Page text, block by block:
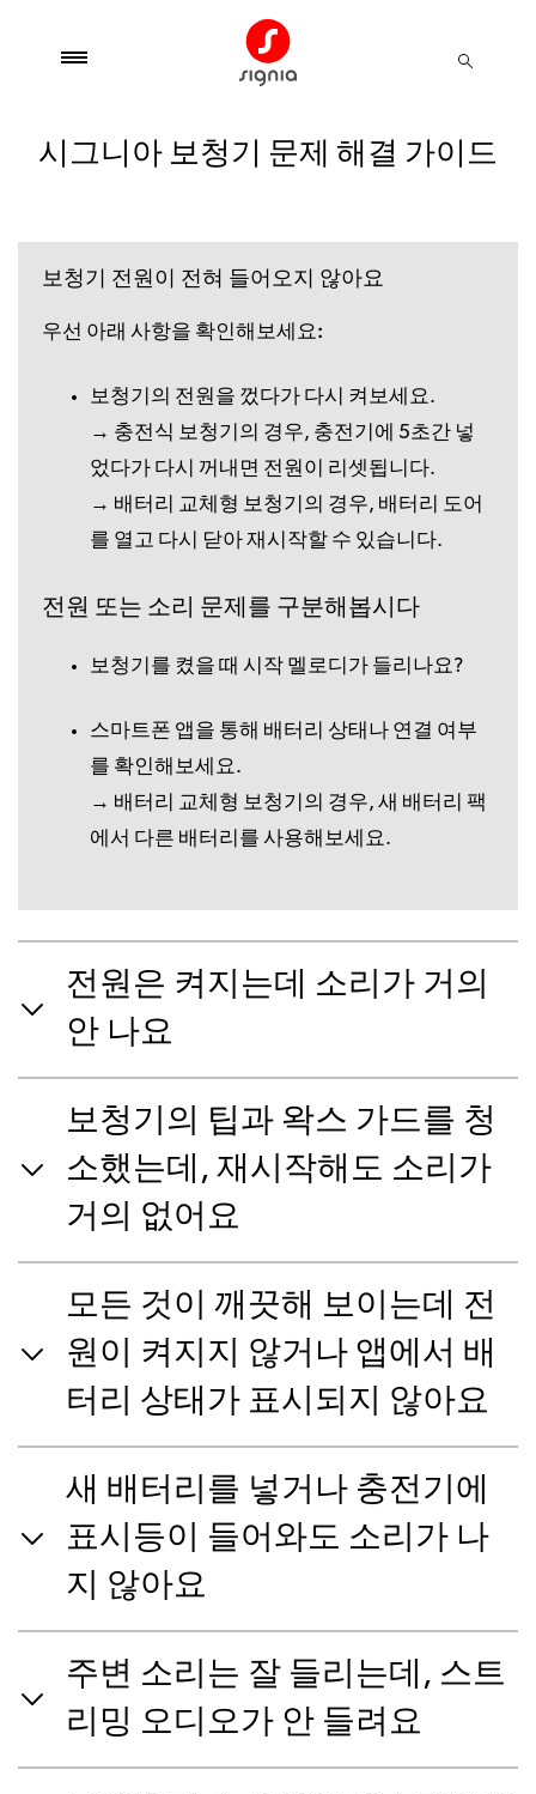
시그니아 보청기 문제 해결 가이드
보청기 전원이 전혀 들어오지 않아요
우선 아래 사항을 확인해보세요:
보청기의 전원을 껐다가 다시 켜보세요.
→ 충전식 보청기의 경우, 충전기에 5초간 넣
었다가 다시 꺼내면 전원이 리셋됩니다.
→ 배터리 교체형 보청기의 경우, 배터리 도어
를 열고 다시 닫아 재시작할 수 있습니다.
전원 또는 소리 문제를 구분해봅시다
보청기를 켰을 때 시작 멜로디가 들리나요?
스마트폰 앱을 통해 배터리 상태나 연결 여부
를 확인해보세요.
→ 배터리 교체형 보청기의 경우, 새 배터리 팩
에서 다른 배터리를 사용해보세요.
전원은 켜지는데 소리가 거의
안 나요
보청기의 팁과 왁스 가드를 청
소했는데, 재시작해도 소리가
거의 없어요
모든 것이 깨끗해 보이는데 전
원이 켜지지 않거나 앱에서 배
터리 상태가 표시되지 않아요
새 배터리를 넣거나 충전기에
표시등이 들어와도 소리가 나
지 않아요
주변 소리는 잘 들리는데, 스트
리밍 오디오가 안 들려요